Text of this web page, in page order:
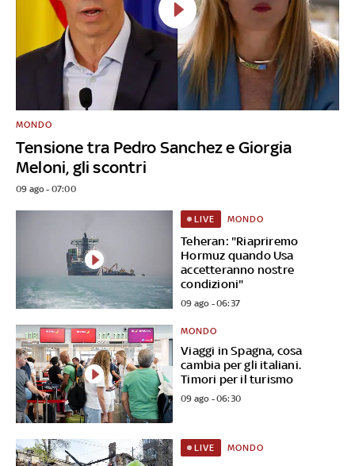
Tensione tra Pedro Sanchez e Giorgia
Meloni, gli scontri
MONDO
09 ago - 07:00
Teheran: "Riapriremo
Hormuz quando Usa
accetteranno nostre
condizioni"
LIVE MONDO
09 ago - 06:37
Viaggi in Spagna, cosa
cambia per gli italiani.
Timori per il turismo
MONDO
09 ago - 06:30
LIVE MONDO